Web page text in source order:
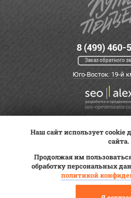
8 (499) 460-
Заказ обратного
Юго-Восток: 19-й
Постановка на учет
Трейд-ин
Статьи
© 2012—2026 «Купи прицеп»™ (ООО
Наш сайт использует cookie
сайта.
Продолжая им
обработку персональных
политикой